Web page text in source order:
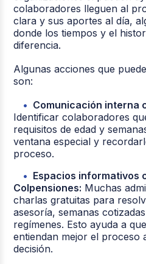
colaboradores lleguen al
clara y sus aportes al día,
donde los tiempos y el
diferencia.
Algunas acciones que
son:
Comunicación interna
Identificar colaboradores
requisitos de edad y
ventana especial y
proceso.
Espacios informativos
Colpensiones: Muchas
charlas gratuitas para
asesoría, semanas
regímenes. Esto ayuda a
entiendan mejor el proceso
decisión.